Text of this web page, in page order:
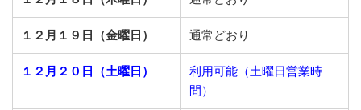
１２月１９日（金曜日） 通常どおり
１２月２０日（土曜日）
利用可能（土曜日営業時
間）